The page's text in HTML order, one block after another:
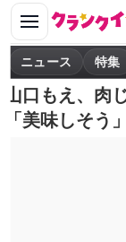
ニュース 特集
山口もえ、肉
「美味しそう